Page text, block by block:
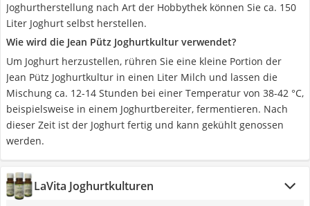
Joghurtherstellung nach Art der Hobbythek können Sie ca. 150
Liter Joghurt selbst herstellen.
Wie wird die Jean Pütz Joghurtkultur verwendet?
Um Joghurt herzustellen, rühren Sie eine kleine Portion der
Jean Pütz Joghurtkultur in einen Liter Milch und lassen die
Mischung ca. 12-14 Stunden bei einer Temperatur von 38-42 °C,
beispielsweise in einem Joghurtbereiter, fermentieren. Nach
dieser Zeit ist der Joghurt fertig und kann gekühlt genossen
werden.
LaVita Joghurtkulturen